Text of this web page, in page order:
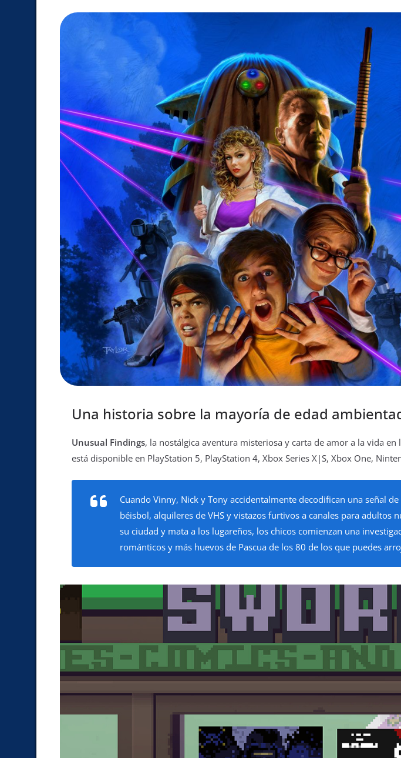
Una historia sobre la mayoría de edad
Unusual Findings, la nostálgica aventura misteriosa y carta de amor a la vida en
está disponible en PlayStation 5, PlayStation 4, Xbox Series X|S, Xbox One,
Cuando Vinny, Nick y Tony accidentalmente decodifican una señal
béisbol, alquileres de VHS y vistazos furtivos a canales para
su ciudad y mata a los lugareños, los chicos comienzan una
románticos y más huevos de Pascua de los 80 de los que puedes